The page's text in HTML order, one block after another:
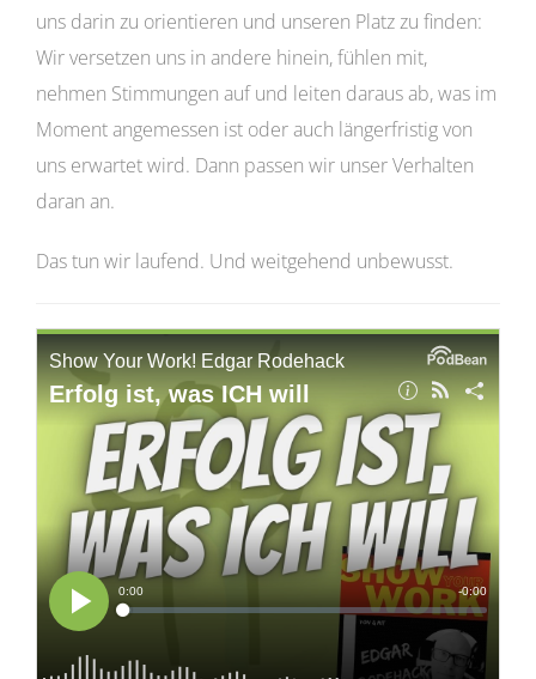
uns darin zu orientieren und unseren Platz zu finden:
Wir versetzen uns in andere hinein, fühlen mit,
nehmen Stimmungen auf und leiten daraus ab, was im
Moment angemessen ist oder auch längerfristig von
uns erwartet wird. Dann passen wir unser Verhalten
daran an.
Das tun wir laufend. Und weitgehend unbewusst.